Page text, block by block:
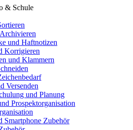
& Schule
und Haftnotizen
Korrigieren
und Klammern
Versenden
und Planung
Prospektorganisation
Smartphone Zubehör